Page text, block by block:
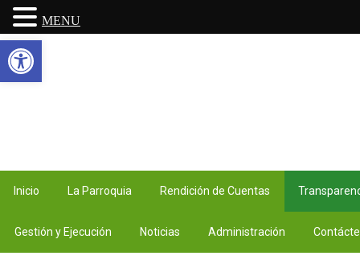
Inicio La Parroquia Rendición de Cuentas
Gestión y Ejecución Noticias Administración
MENU
Abrir barra de herramientas